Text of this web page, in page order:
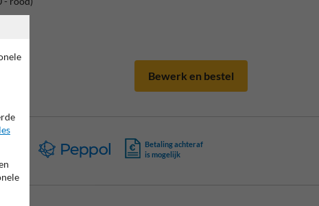
Bewerk en bestel
Betaling achteraf
is mogelijk